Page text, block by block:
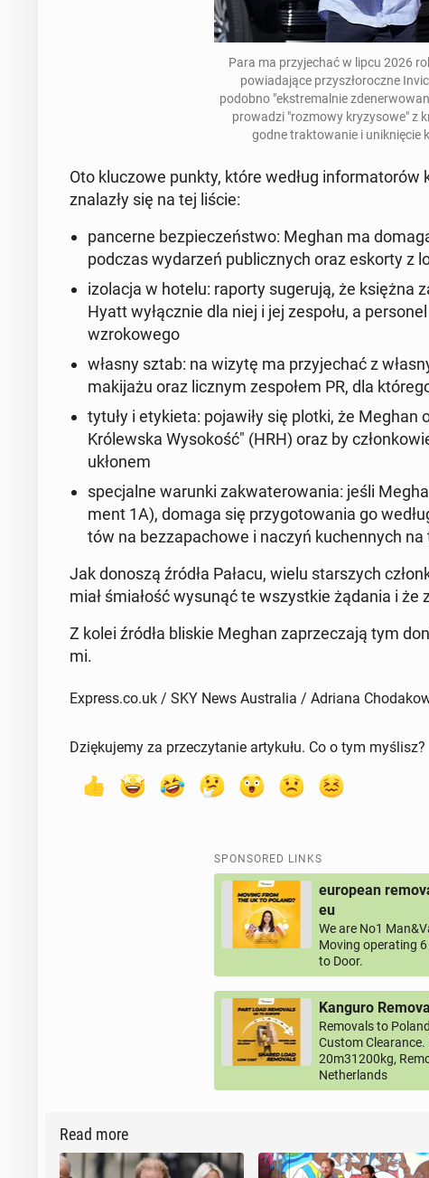
Para ma przy­jechać w lipcu 2026
powiada­jące przyszłoroczne
podobno "ek­stremal­nie
prowadzi "rozmowy kryzysowe" z
godne trak­towanie i uniknię­cie
Oto kluc­zowe punkty, które według
znalazły się na tej liście:
pancerne bez­pieczeńst­wo: Meghan ma
podczas wydarzeń pub­licznych oraz eskorty z
izo­lac­ja w hotelu: raporty sugeru­ją, że księżna
Hyattwyłącznie dla niej i jej zespołu, a
wzrokowego
własny sztab: na wizytę ma przy­jechać z
mak­i­jażu oraz licznym ze­społem PR, dla
tytuły i etyki­eta: po­jaw­iły się plotki, że
Królews­ka Wysokość" (HRH) oraz by
ukłonem
spec­jalne warunki za­k­wa­terowa­nia: jeśli
ment 1A), domaga się przy­go­towa­nia go
tów na bez­za­pa­chowe i naczyń kuchen­nych
Jak donoszą źródła Pałacu, wielu starszych
miał śmi­ałość wysunąć te wszys­tkie żądania i
Z kolei źródła bliskie Meghan za­przecza­ją tym
mi.
Express.co.uk / SKY News Australia / Adriana
Dziękujemy za przeczytanie artykułu. Co o tym myślisz?
SPONSORED LINKS
european
eu
We are No1
Moving operating
to Door.
Kanguro
Removals to
Custom
20m31200kg,
Netherlands
Read more